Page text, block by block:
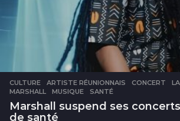
CULTURE ARTISTE RÉUNIONNAIS ,CONCERT ,
MARSHALL
,MUSIQUE ,SANTÉ
Marshall suspend ses
de santé